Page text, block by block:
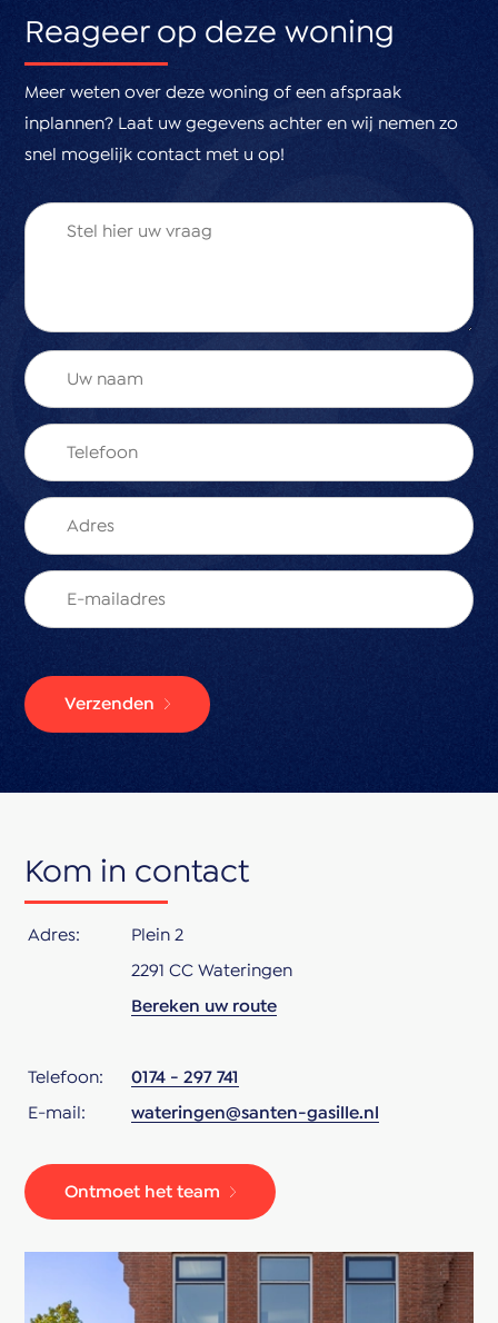
Woonoppervlakte: 103m²
Zonnig dakterras & privacy volle tuin op het zuidwesten
Schilderwerk buiten recent uitgevoerd
Parkeren voor de deur
Oplevering: in overleg
Santen & Gasille verkoopvoorwaarden van toepassing
Maak snel een afspraak voor een bezichtiging en
complete woning in Honselersdijk!
Reageer op deze woning
Meer weten over deze woning of een afspraak
inplannen? Laat uw gegevens achter en wij nemen zo
snel mogelijk contact met u op!
Verzenden
Kom in contact
Adres:
Plein 2
2291 CC Wateringen
Bereken uw route
Telefoon:
0174 - 297 741
E-mail:
wateringen@santen-gasille.nl
Ontmoet het team